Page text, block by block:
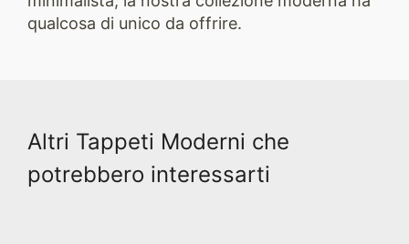
qualcosa di unico da offrire.
Altri Tappeti Moderni che
potrebbero interessarti